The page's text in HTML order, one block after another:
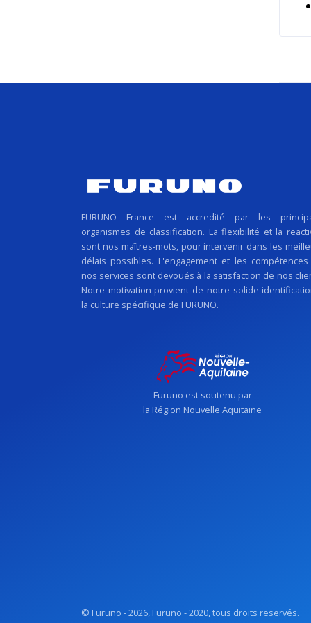
FURUNO France est accredité par les
organismes de classification. La flexibilité et la
sont nos maîtres-mots, pour intervenir dans les
délais possibles. L'engagement et les
nos services sont devoués à la satisfaction de nos
Notre motivation provient de notre solide
la culture spécifique de FURUNO.
Furuno est soutenu par
la Région Nouvelle Aquitaine
© Furuno - 2026, Furuno - 2020, tous droits reservés.